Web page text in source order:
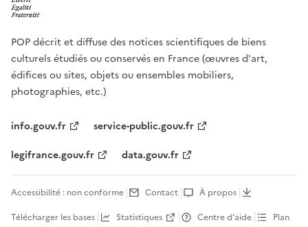
POP décrit et diffuse des notices scientifiques de biens
culturels étudiés ou conservés en France (œuvres d'art,
édifices ou sites, objets ou ensembles mobiliers,
photographies, etc.)
info.gouv.fr
service-public.gouv.fr
legifrance.gouv.fr
data.gouv.fr
Accessibilité : non conforme Contact
À propos
Télécharger les bases
Statistiques Centre d’aide Plan